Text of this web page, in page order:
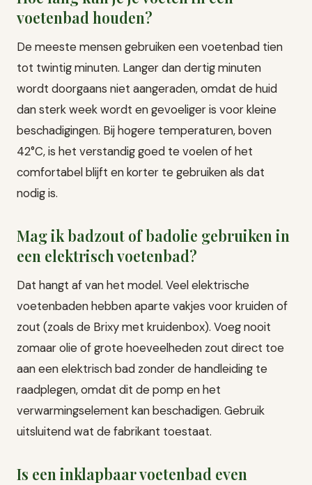
voetenbad houden?
De meeste mensen gebruiken een voetenbad tien
tot twintig minuten. Langer dan dertig minuten
wordt doorgaans niet aangeraden, omdat de huid
dan sterk week wordt en gevoeliger is voor kleine
beschadigingen. Bij hogere temperaturen, boven
42°C, is het verstandig goed te voelen of het
comfortabel blijft en korter te gebruiken als dat
nodig is.
Mag ik badzout of badolie gebruiken in
een elektrisch voetenbad?
Dat hangt af van het model. Veel elektrische
voetenbaden hebben aparte vakjes voor kruiden of
zout (zoals de Brixy met kruidenbox). Voeg nooit
zomaar olie of grote hoeveelheden zout direct toe
aan een elektrisch bad zonder de handleiding te
raadplegen, omdat dit de pomp en het
verwarmingselement kan beschadigen. Gebruik
uitsluitend wat de fabrikant toestaat.
Is een inklapbaar voetenbad even